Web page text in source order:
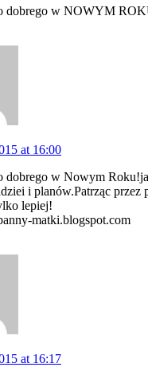
dobrego w NOWYM
at 16:00
dobrego w Nowym
i planów.Patrząc
lepiej!
matki.blogspot.com
at 16:17